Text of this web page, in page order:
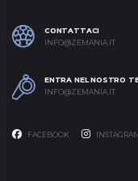
CONTATTACI
INFO@ZEMANIA.IT
ENTRA NEL NOSTRO
INFO@ZEMANIA.IT
FACEBOOK